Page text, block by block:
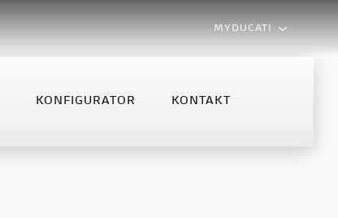
MYDUCATI
KONFIGURATOR KONTAKT